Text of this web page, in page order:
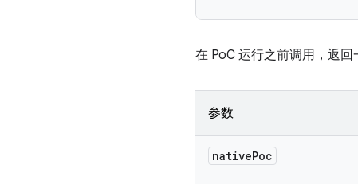
在 PoC 运行之前调用，返
参数
nativePoc